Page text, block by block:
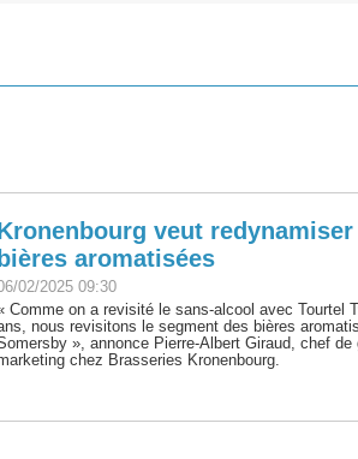
veut
aromatisées
02/2025 09:30
Comme on a revisité le sans-alcool avec Tourtel
nous revisitons le segment des bières
», annonce Pierre-Albert Giraud, chef de
chez Brasseries Kronenbourg.